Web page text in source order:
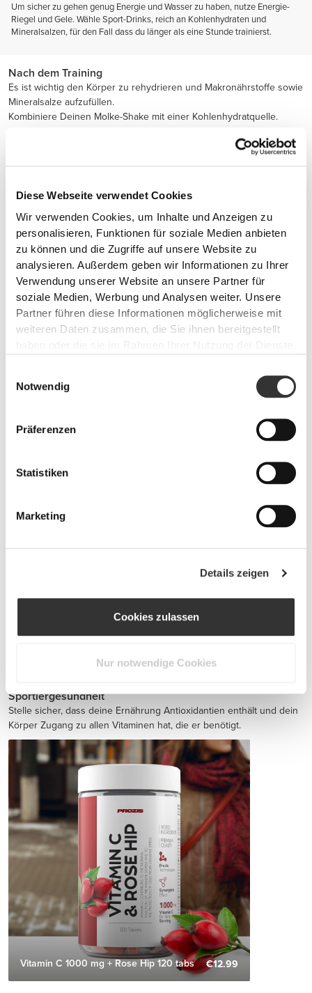
Diese Webseite verwendet Cookies
Wir verwenden Cookies, um Inhalte und Anzeigen zu
personalisieren, Funktionen für soziale Medien anbieten
zu können und die Zugriffe auf unsere Website zu
analysieren. Außerdem geben wir Informationen zu Ihrer
Verwendung unserer Website an unsere Partner für
soziale Medien, Werbung und Analysen weiter. Unsere
Partner führen diese Informationen möglicherweise mit
weiteren Daten zusammen, die Sie ihnen bereitgestellt
Notwendig
Präferenzen
Statistiken
Marketing
Details zeigen
Cookies zulassen
Nur notwendige Cookies
Um sicher zu gehen genug Energie und Wasser zu haben, nutze Energie-
Riegel und Gele. Wähle Sport-Drinks, reich an Kohlenhydraten und
Mineralsalzen, für den Fall dass du länger als eine Stunde trainierst.
Nach dem Training
Es ist wichtig den Körper zu rehydrieren und Makronährstoffe sowie
Mineralsalze aufzufüllen.
Kombiniere Deinen Molke-Shake mit einer Kohlenhydratquelle.
PRO•CGT 400 g €12.99
Verletzungsverhütung
geschmierte Gelenke und Körperschutz gegen Entzündungen.
€14.99
Sportlergesundheit
Stelle sicher, dass deine Ernährung Antioxidantien enthält und dein
Körper Zugang zu allen Vitaminen hat, die er benötigt.
Vitamin C 1000 mg + Rose Hip 120 tabs €12.99